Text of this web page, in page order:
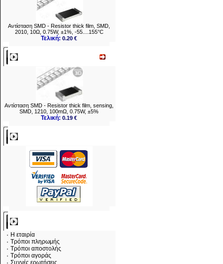
Αντίσταση SMD - Resistor thick film, SMD,
2010, 10Ω, 0.75W, ±1%, -55....155°C
Τελική:0.20 €
Αντίσταση SMD - Resistor thick film, sensing,
SMD, 1210, 100mΩ, 0.75W, ±5%
Τελική:0.19 €
Η εταιρία
Τρόποι πληρωμής
Τρόποι αποστολής
Τρόποι αγοράς
Συχνές ερωτήσεις